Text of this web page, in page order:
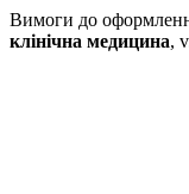
Вимоги до
клінічна медицина,